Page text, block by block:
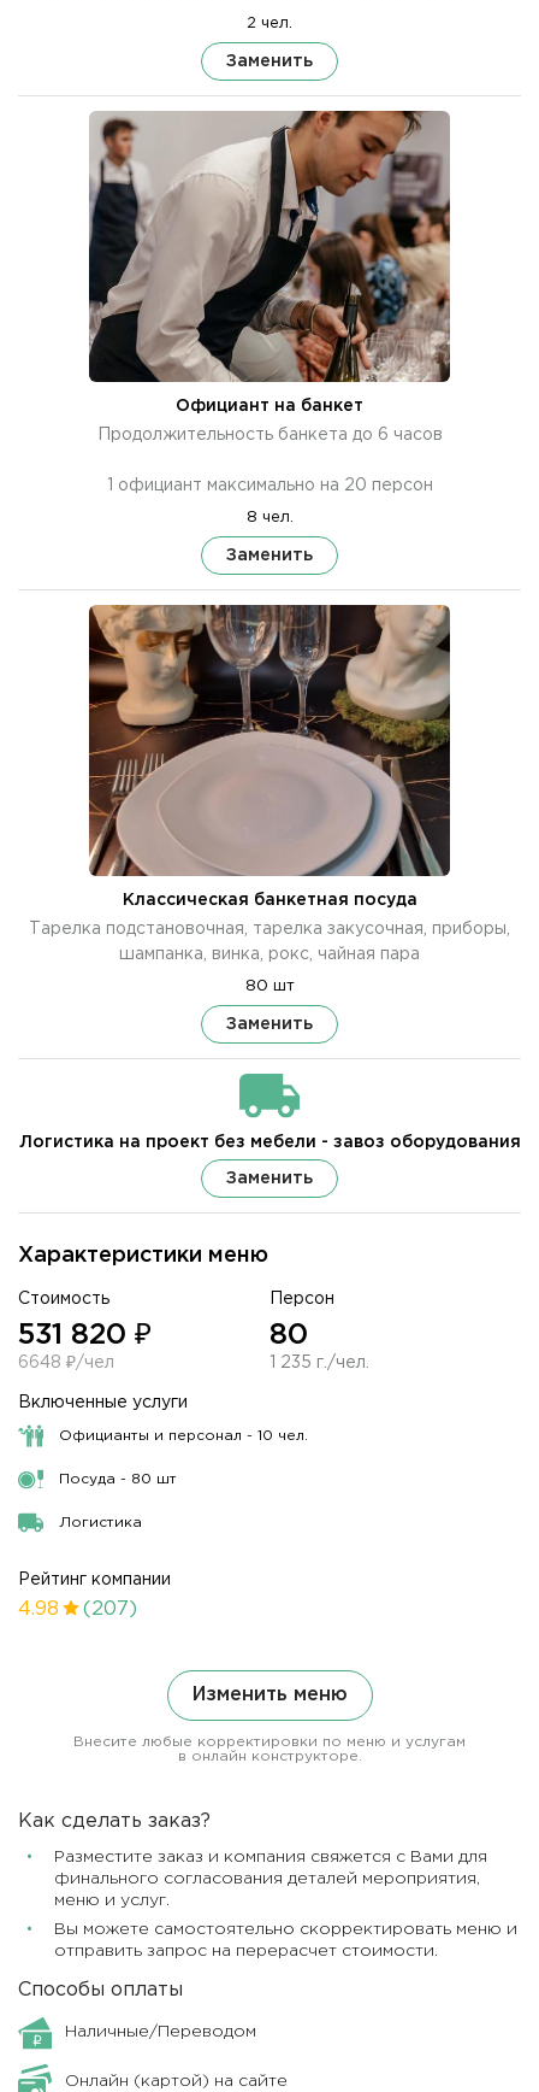
Характеристики меню
Стоимость
531 820 ₽
6648 ₽/чел
Персон
80
1 235 г./чел.
Включенные услуги
Официанты и персонал - 10 чел.
Посуда - 80 шт
Логистика
Рейтинг компании
4.98 (207)
Изменить меню
Внесите любые корректировки по меню и услугам
в онлайн конструкторе.
2 чел.
Заменить
Официант на банкет
Продолжительность банкета до 6 часов
1 официант максимально на 20 персон
8 чел.
Заменить
Классическая банкетная посуда
Тарелка подстановочная, тарелка закусочная, приборы,
шампанка, винка, рокс, чайная пара
80 шт
Заменить
Логистика на проект без мебели - завоз оборудования
Заменить
Как сделать заказ?
Разместите заказ и компания свяжется с Вами для
финального согласования деталей мероприятия,
меню и услуг.
Вы можете самостоятельно скорректировать меню и
отправить запрос на перерасчет стоимости.
Способы оплаты
Наличные/Переводом
Онлайн (картой) на сайте